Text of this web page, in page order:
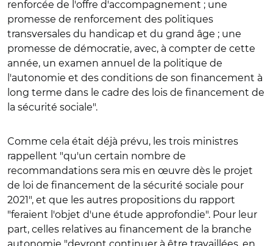
renforcée de l'offre d'accompagnement ; une
promesse de renforcement des politiques
transversales du handicap et du grand âge ; une
promesse de démocratie, avec, à compter de cette
année, un examen annuel de la politique de
l'autonomie et des conditions de son financement à
long terme dans le cadre des lois de financement de
la sécurité sociale".
Comme cela était déjà prévu, les trois ministres
rappellent "qu'un certain nombre de
recommandations sera mis en œuvre dès le projet
de loi de financement de la sécurité sociale pour
2021", et que les autres propositions du rapport
"feraient l'objet d'une étude approfondie". Pour leur
part, celles relatives au financement de la branche
autonomie "devront continuer à être travaillées, en